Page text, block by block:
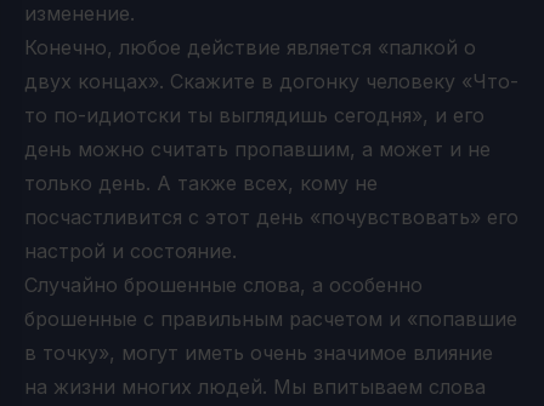
изменение.
Конечно, любое действие является «палкой о
двух концах». Скажите в догонку человеку «Что-
то по-идиотски ты выглядишь сегодня», и его
день можно считать пропавшим, а может и не
только день. А также всех, кому не
посчастливится с этот день «почувствовать» его
настрой и состояние.
Случайно брошенные слова, а особенно
брошенные с правильным расчетом и «попавшие
в точку», могут иметь очень значимое влияние
на жизни многих людей. Мы впитываем слова